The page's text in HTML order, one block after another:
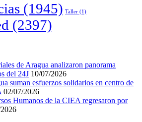
(1945) Taller (1)
(2397)
de Aragua analizaron panorama
del 24J 10/07/2026
suman esfuerzos solidarios en centro de
02/07/2026
Humanos de la CIEA regresaron por